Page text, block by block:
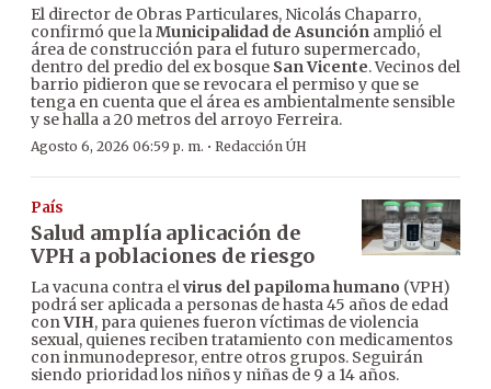
El director de Obras Particulares, Nicolás Chaparro,
confirmó que laMunicipalidad de Asunción amplió el
área de construcción para el futuro supermercado,
dentro del predio del ex bosque San Vicente. Vecinos del
barrio pidieron que se revocara el permiso y que se
tenga en cuenta que el área es ambientalmente sensible
y se halla a 20 metros del arroyo Ferreira.
Agosto 6, 2026 06:59 p. m. · Redacción ÚH
País
Salud amplía aplicación de
VPH a poblaciones de riesgo
La vacuna contra elvirus del papiloma humano (VPH)
podrá ser aplicada a personas de hasta 45 años de edad
conVIH, para quienes fueron víctimas de violencia
sexual, quienes reciben tratamiento con medicamentos
con inmunodepresor, entre otros grupos. Seguirán
siendo prioridad los niños y niñas de 9 a 14 años.